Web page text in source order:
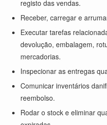
registo das vendas.
Receber, carregar e
Executar tarefas
devolução, embalagem,
mercadorias.
Inspecionar as entregas
Comunicar inventários
reembolso.
Rodar o stock e eliminar